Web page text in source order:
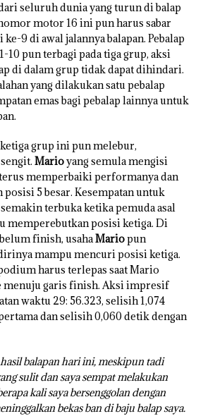
seluruh dunia yang turun di balap
motor 16 ini pun harus sabar
9 di awal jalannya balapan. Pebalap
10 pun terbagi pada tiga grup, aksi
di dalam grup tidak dapat dihindari.
yang dilakukan satu pebalap
emas bagi pebalap lainnya untuk
grup ini pun melebur,
Marioyang semula mengisi
memperbaiki performanya dan
5 besar. Kesempatan untuk
terbuka ketika pemuda asal
memperebutkan posisi ketiga. Di
finish, usahaMariopun
mampu mencuri posisi ketiga.
harus terlepas saat Mario
menuju garis finish. Aksi impresif
waktu 29: 56.323, selisih 1,074
dan selisih 0,060 detik dengan
hasil balapan hari ini, meskipun tadi
sulit dan saya sempat melakukan
kali saya bersenggolan dengan
bekas ban di baju balap saya.